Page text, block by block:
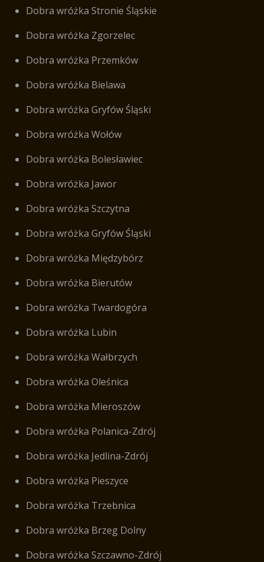
Dobra wróżka Stronie Śląskie
Dobra wróżka Zgorzelec
Dobra wróżka Przemków
Dobra wróżka Bielawa
Dobra wróżka Gryfów Śląski
Dobra wróżka Wołów
Dobra wróżka Bolesławiec
Dobra wróżka Jawor
Dobra wróżka Szczytna
Dobra wróżka Gryfów Śląski
Dobra wróżka Międzybórz
Dobra wróżka Bierutów
Dobra wróżka Twardogóra
Dobra wróżka Lubin
Dobra wróżka Wałbrzych
Dobra wróżka Oleśnica
Dobra wróżka Mieroszów
Dobra wróżka Polanica-Zdrój
Dobra wróżka Jedlina-Zdrój
Dobra wróżka Pieszyce
Dobra wróżka Trzebnica
Dobra wróżka Brzeg Dolny
Dobra wróżka Szczawno-Zdrój